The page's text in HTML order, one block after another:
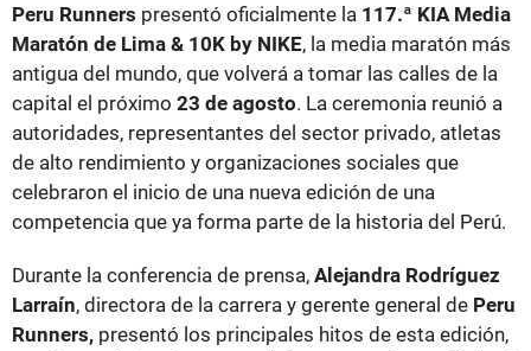
Peru Runners presentó oficialmente la 117.ª KIA Media
Maratón de Lima & 10K by NIKE, la media maratón más
antigua del mundo, que volverá a tomar las calles de la
capital el próximo 23 de agosto. La ceremonia reunió a
autoridades, representantes del sector privado, atletas
de alto rendimiento y organizaciones sociales que
celebraron el inicio de una nueva edición de una
competencia que ya forma parte de la historia del Perú.
Durante la conferencia de prensa, Alejandra Rodríguez
Larraín, directora de la carrera y gerente general de Peru
Runners, presentó los principales hitos de esta edición,